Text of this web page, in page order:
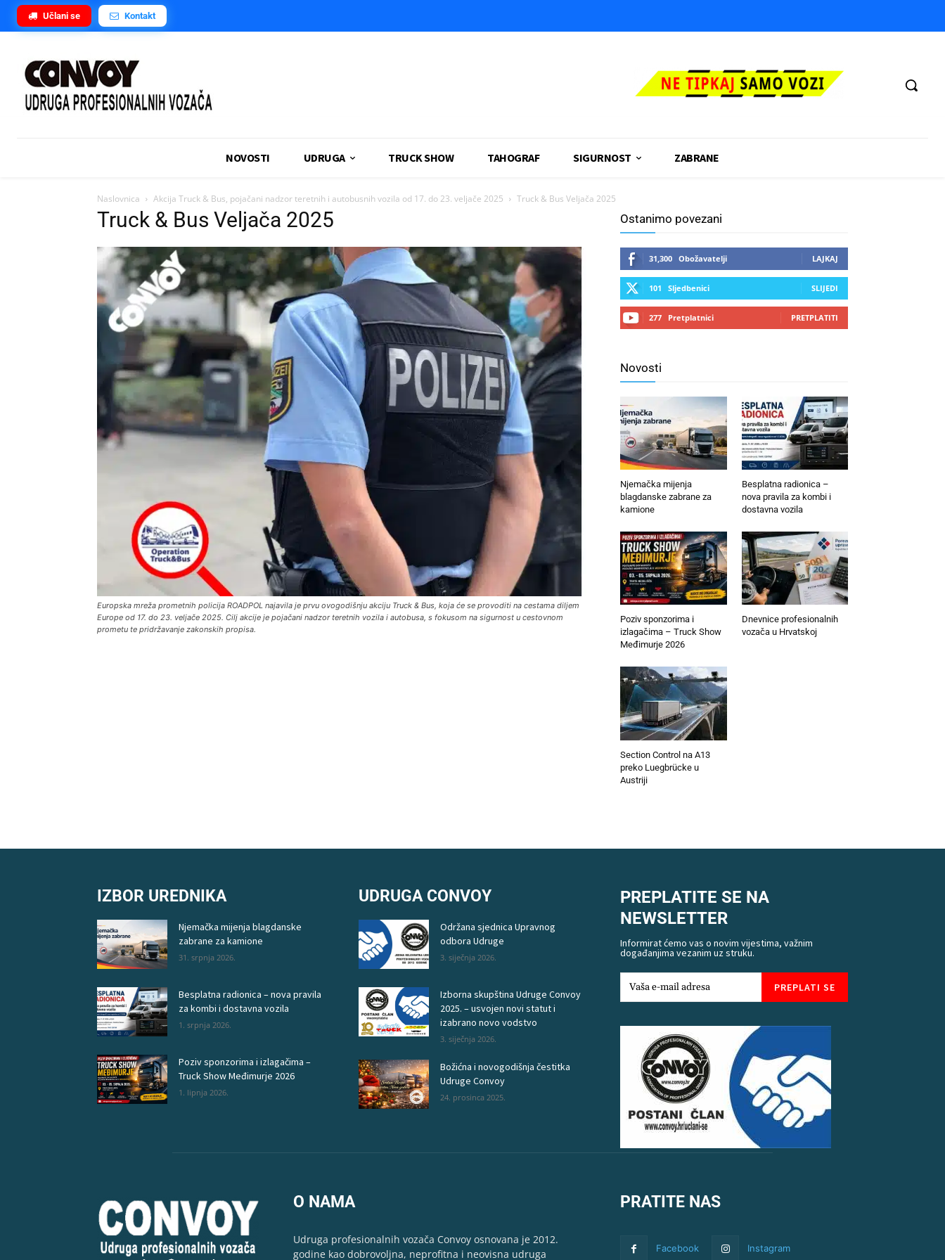
Učlani se Kontakt
NOVOSTI UDRUGA TRUCK SHOW TAHOGRAF SIGURNOST ZABRANE
Naslovnica Akcija Truck & Bus, pojačani nadzor teretnih i autobusnih vozila od 17. do 23. veljače 2025 Truck & Bus Veljača 2025
Truck & Bus Veljača 2025
Europska mreža prometnih policija ROADPOL najavila je prvu ovogodišnju akciju Truck & Bus, koja će se provoditi na cestama diljem
Europe od 17. do 23. veljače 2025. Cilj akcije je pojačani nadzor teretnih vozila i autobusa, s fokusom na sigurnost u cestovnom
prometu te pridržavanje zakonskih propisa.
Ostanimo povezani
31,300 Obožavatelji LAJKAJ
101 Sljedbenici SLIJEDI
277 Pretplatnici PRETPLATITI
Novosti
Njemačka mijenja
blagdanske zabrane za
kamione
Besplatna radionica –
nova pravila za kombi i
dostavna vozila
Poziv sponzorima i
izlagačima – Truck Show
Međimurje 2026
Dnevnice profesionalnih
vozača u Hrvatskoj
Section Control na A13
preko Luegbrücke u
Austriji
IZBOR UREDNIKA
Njemačka mijenja blagdanske
zabrane za kamione
31. srpnja 2026.
Besplatna radionica – nova pravila
za kombi i dostavna vozila
1. srpnja 2026.
Poziv sponzorima i izlagačima –
Truck Show Međimurje 2026
1. lipnja 2026.
UDRUGA CONVOY
Održana sjednica Upravnog
odbora Udruge
3. siječnja 2026.
Izborna skupština Udruge Convoy
2025. – usvojen novi statut i
izabrano novo vodstvo
3. siječnja 2026.
Božićna i novogodišnja čestitka
Udruge Convoy
24. prosinca 2025.
PREPLATITE SE NA
NEWSLETTER
Informirat ćemo vas o novim vijestima, važnim
događanjima vezanim uz struku.
PREPLATI SE
O NAMA
Udruga profesionalnih vozača Convoy osnovana je 2012.
godine kao dobrovoljna, neprofitna i neovisna udruga
PRATITE NAS
Facebook Instagram